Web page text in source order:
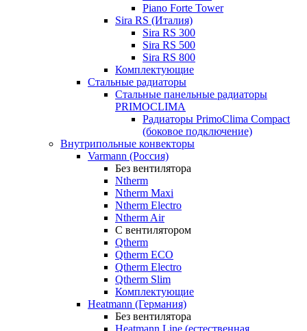
Piano Forte Tower
Sira RS (Италия)
Sira RS 300
Sira RS 500
Sira RS 800
Комплектующие
Стальные радиаторы
Стальные панельные радиаторы
PRIMOCLIMA
Радиаторы PrimoClima Compact
(боковое подключение)
Внутрипольные конвекторы
Varmann (Россия)
Без вентилятора
Ntherm
Ntherm Maxi
Ntherm Electro
Ntherm Air
С вентилятором
Qtherm
Qtherm ECO
Qtherm Electro
Qtherm Slim
Комплектующие
Heatmann (Германия)
Без вентилятора
Heatmann Line (естественная